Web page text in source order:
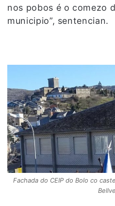
nos pobos é o comezo
municipio”, sentencian.
Fachada do CEIP do Bolo co